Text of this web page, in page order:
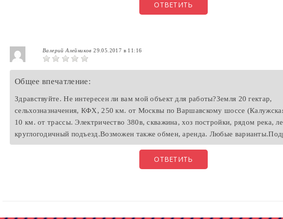
ОТВЕТИТЬ
Валерий Алейников29.05.2017 в 11:16
Общее впечатление:
Здравствуйте. Не интересен ли вам мой объект для работы?Земля 20 гектар,
сельхозназначения, КФХ, 250 км. от Москвы по Варшавскому шоссе
10 км. от трассы. Электричество 380в, скважина, хоз постройки, рядом река,
круглогодичный подъезд.Возможен также обмен, аренда. Любые
ОТВЕТИТЬ